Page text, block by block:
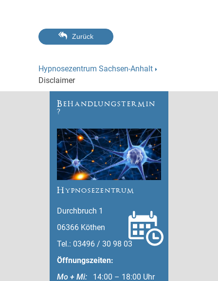
Zurück
Hypnosezentrum Sachsen-Anhalt
Disclaimer
Behandlungstermin
?
Hypnosezentrum
Durchbruch 1
06366 Köthen
Tel.: 03496 / 30 98 03
Öffnungszeiten:
Mo + Mi: 14:00 – 18:00 Uhr